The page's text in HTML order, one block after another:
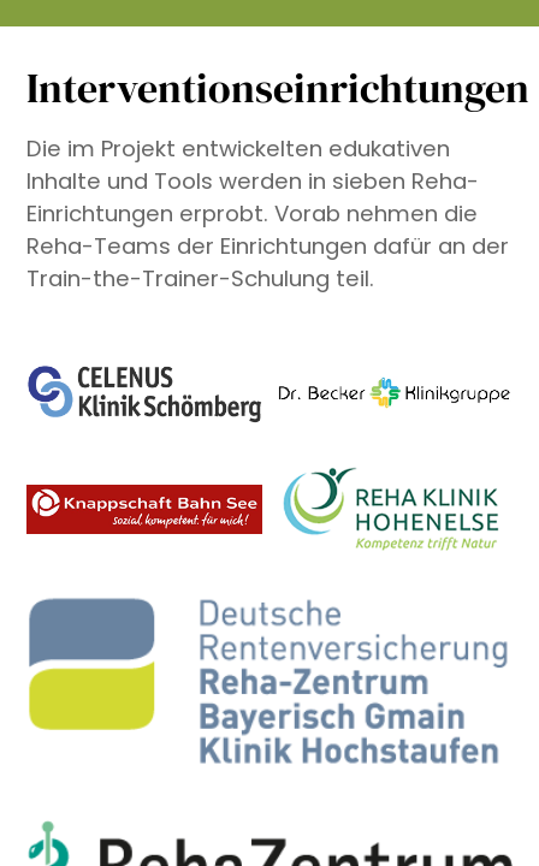
Interventionseinrichtungen
Die im Projekt entwickelten edukativen
Inhalte und Tools werden in sieben Reha-
Einrichtungen erprobt. Vorab nehmen die
Reha-Teams der Einrichtungen dafür an der
Train-the-Trainer-Schulung teil.